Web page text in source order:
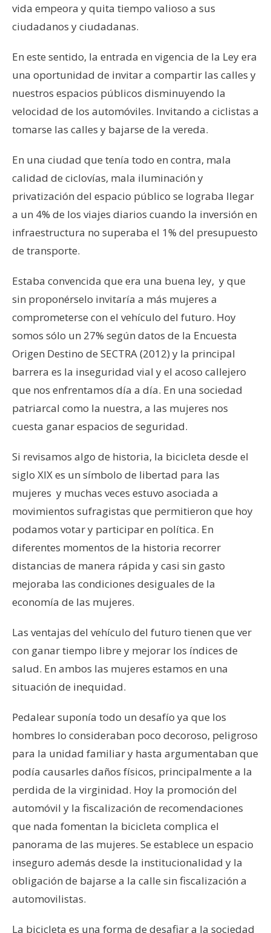
vida empeora y quita tiempo valioso a sus
ciudadanos y ciudadanas.
En este sentido, la entrada en vigencia de la Ley era
una oportunidad de invitar a compartir las calles y
nuestros espacios públicos disminuyendo la
velocidad de los automóviles. Invitando a ciclistas a
tomarse las calles y bajarse de la vereda.
En una ciudad que tenía todo en contra, mala
calidad de ciclovías, mala iluminación y
privatización del espacio público se lograba llegar
a un 4% de los viajes diarios cuando la inversión en
infraestructura no superaba el 1% del presupuesto
de transporte.
Estaba convencida que era una buena ley, y que
sin proponérselo invitaría a más mujeres a
comprometerse con el vehículo del futuro. Hoy
somos sólo un 27% según datos de la Encuesta
Origen Destino de SECTRA (2012) y la principal
barrera es la inseguridad vial y el acoso callejero
que nos enfrentamos día a día. En una sociedad
patriarcal como la nuestra, a las mujeres nos
cuesta ganar espacios de seguridad.
Si revisamos algo de historia, la bicicleta desde el
siglo XIX es un símbolo de libertad para las
mujeres y muchas veces estuvo asociada a
movimientos sufragistas que permitieron que hoy
podamos votar y participar en política. En
diferentes momentos de la historia recorrer
distancias de manera rápida y casi sin gasto
mejoraba las condiciones desiguales de la
economía de las mujeres.
Las ventajas del vehículo del futuro tienen que ver
con ganar tiempo libre y mejorar los índices de
salud. En ambos las mujeres estamos en una
situación de inequidad.
Pedalear suponía todo un desafío ya que los
hombres lo consideraban poco decoroso, peligroso
para la unidad familiar y hasta argumentaban que
podía causarles daños físicos, principalmente a la
perdida de la virginidad. Hoy la promoción del
automóvil y la fiscalización de recomendaciones
que nada fomentan la bicicleta complica el
panorama de las mujeres. Se establece un espacio
inseguro además desde la institucionalidad y la
obligación de bajarse a la calle sin fiscalización a
automovilistas.
La bicicleta es una forma de desafiar a la sociedad